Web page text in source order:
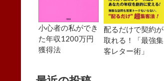
小心者の私ができ
た年収1200万円
獲得法
配るだけで契約が
取れる！「最強集
客レター術」